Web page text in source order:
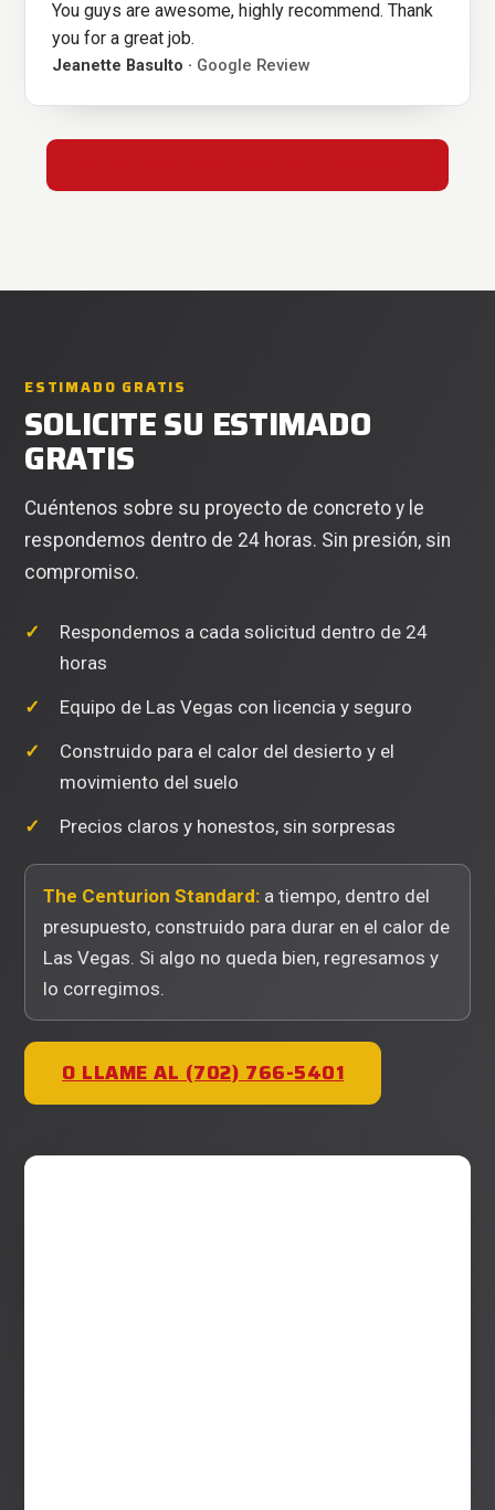
You guys are awesome, highly recommend. Thank
you for a great job.
Jeanette Basulto · Google Review
ESTIMADO GRATIS
SOLICITE SU ESTIMADO
GRATIS
Cuéntenos sobre su proyecto de concreto y le
respondemos dentro de 24 horas. Sin presión, sin
compromiso.
Respondemos a cada solicitud dentro de 24
horas
Equipo de Las Vegas con licencia y seguro
Construido para el calor del desierto y el
movimiento del suelo
Precios claros y honestos, sin sorpresas
The Centurion Standard: a tiempo, dentro del
presupuesto, construido para durar en el calor de
Las Vegas. Si algo no queda bien, regresamos y
lo corregimos.
O LLAME AL (702) 766-5401